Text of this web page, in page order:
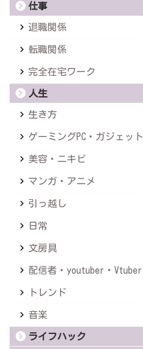
仕事
退職関係
転職関係
完全在宅ワーク
人生
生き方
ゲーミングPC・ガジェット
美容・ニキビ
マンガ・アニメ
引っ越し
日常
文房具
配信者・youtuber・Vtuber
トレンド
音楽
ライフハック